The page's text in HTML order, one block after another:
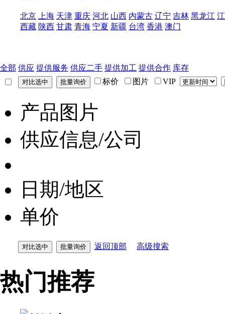
北京 上海 天津 重庆 河北 山西 内蒙古 辽宁 吉林 黑龙江
西藏 陕西 甘肃 青海 宁夏 新疆 台湾 香港 澳门
全部 供应 提供服务 供应二手 提供加工 提供合作 库存
标价
图片 VIP
产品图片
供应信息/公司
日期/地区
单价
返回顶部 高级搜索
热门推荐